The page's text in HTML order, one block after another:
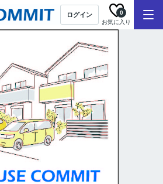
ログイン
お気に入り
0